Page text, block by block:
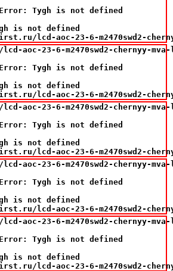
Tygh is not defined
is not defined
lcd-aoc-23-6-m2470swd2-
23-6-m2470swd2-chernyy-mva-
Tygh is not defined
is not defined
lcd-aoc-23-6-m2470swd2-
23-6-m2470swd2-chernyy-mva-
Tygh is not defined
is not defined
lcd-aoc-23-6-m2470swd2-
23-6-m2470swd2-chernyy-mva-
Tygh is not defined
is not defined
lcd-aoc-23-6-m2470swd2-
23-6-m2470swd2-chernyy-mva-
Tygh is not defined
is not defined
lcd-aoc-23-6-m2470swd2-